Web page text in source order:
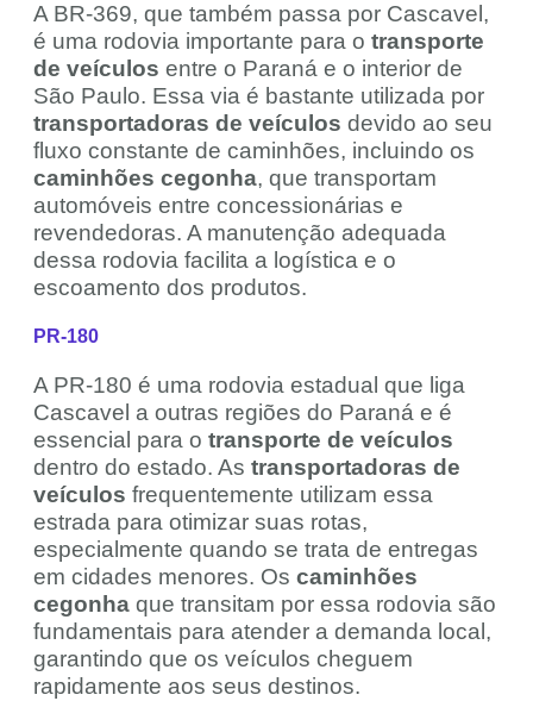
A BR-369, que também passa por Cascavel,
é uma rodovia importante para o transporte
de veículos entre o Paraná e o interior de
São Paulo. Essa via é bastante utilizada por
transportadoras de veículos devido ao seu
fluxo constante de caminhões, incluindo os
caminhões cegonha, que transportam
automóveis entre concessionárias e
revendedoras. A manutenção adequada
dessa rodovia facilita a logística e o
escoamento dos produtos.
PR-180
A PR-180 é uma rodovia estadual que liga
Cascavel a outras regiões do Paraná e é
essencial para o transporte de veículos
dentro do estado. As transportadoras de
veículos frequentemente utilizam essa
estrada para otimizar suas rotas,
especialmente quando se trata de entregas
em cidades menores. Os caminhões
cegonha que transitam por essa rodovia são
fundamentais para atender a demanda local,
garantindo que os veículos cheguem
rapidamente aos seus destinos.